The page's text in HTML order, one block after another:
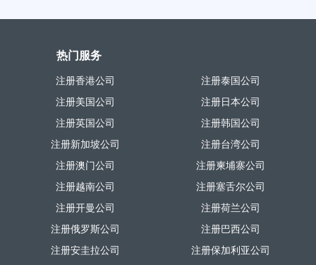
热门服务
注册香港公司
注册美国公司
注册英国公司
注册新加坡公司
注册澳门公司
注册泰国公司
注册日本公司
注册韩国公司
注册台湾公司
注册柬埔寨公司
注册越南公司
注册开曼公司
注册俄罗斯公司
注册安圭拉公司
注册塞舌尔公司
注册荷兰公司
注册巴西公司
注册保加利亚公司